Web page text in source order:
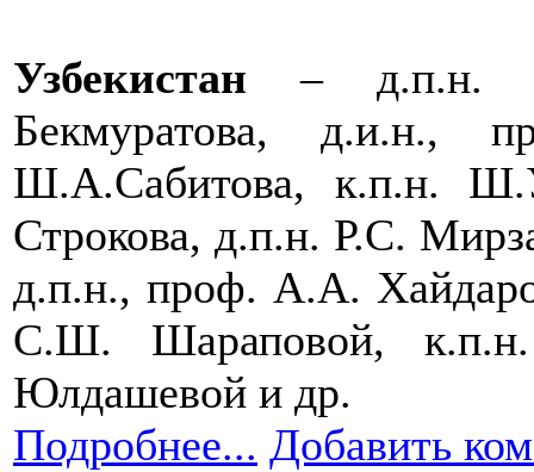
Узбекистан – д.п.н.
Бекмуратова, д.и.н.,
Ш.А.Сабитова, к.п.н.
Строкова, д.п.н. Р.С.
д.п.н., проф. А.А.
С.Ш. Шараповой,
Юлдашевой и др.
Подробнее... Добавить